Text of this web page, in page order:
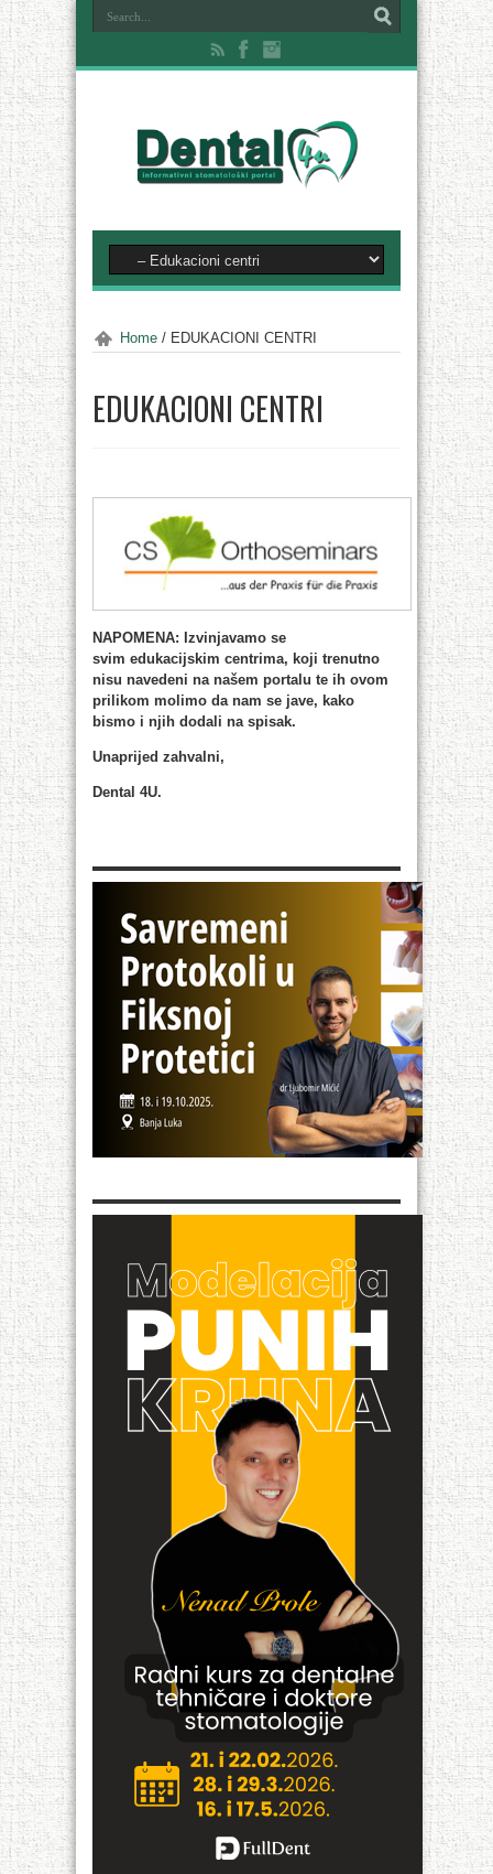
Home / EDUKACIONI CENTRI
EDUKACIONI CENTRI
NAPOMENA: Izvinjavamo se
svim edukacijskim centrima, koji trenutno
nisu navedeni na našem portalu te ih ovom
prilikom molimo da nam se jave, kako
bismo i njih dodali na spisak.
Unaprijed zahvalni,
Dental 4U.